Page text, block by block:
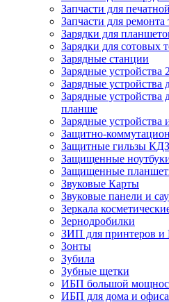
Запчасти для
Запчасти для ремонта
Зарядки для
Зарядки для сотовых
Зарядные станции
Зарядные
Зарядные устройства
Зарядные
планше
Зарядные устройства
Защитно-
Защитные гильзы
Защищенные
Защищенные
Звуковые Карты
Звуковые панели и
Зеркала
Зернодробилки
ЗИП для принтеров
Зонты
Зубила
Зубные щетки
ИБП большой
ИБП для дома и офиса